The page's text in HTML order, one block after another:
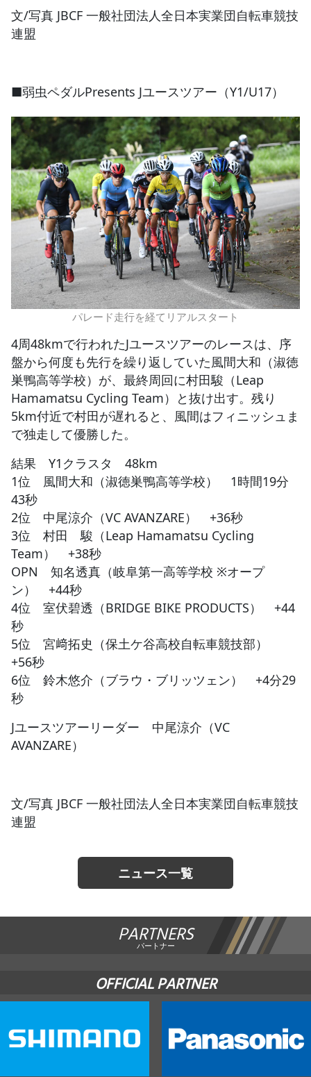
文/写真 JBCF 一般社団法人全日本実業団自転車競技
連盟
■弱虫ペダルPresents Jユースツアー（Y1/U17）
パレード走行を経てリアルスタート
4周48kmで行われたJユースツアーのレースは、序
盤から何度も先行を繰り返していた風間大和（淑徳
巣鴨高等学校）が、最終周回に村田駿（Leap
Hamamatsu Cycling Team）と抜け出す。残り
5km付近で村田が遅れると、風間はフィニッシュま
で独走して優勝した。
結果 Y1クラスタ 48km
1位 風間大和（淑徳巣鴨高等学校） 1時間19分
43秒
2位 中尾涼介（VC AVANZARE） +36秒
3位 村田 駿（Leap Hamamatsu Cycling
Team） +38秒
OPN 知名透真（岐阜第一高等学校 ※オープ
ン） +44秒
4位 室伏碧透（BRIDGE BIKE PRODUCTS） +44
秒
5位 宮﨑拓史（保土ケ谷高校自転車競技部）
+56秒
6位 鈴木悠介（ブラウ・ブリッツェン） +4分29
秒
Jユースツアーリーダー 中尾涼介（VC
AVANZARE）
文/写真 JBCF 一般社団法人全日本実業団自転車競技
連盟
ニュース一覧
PARTNERS
パートナー
OFFICIAL PARTNER